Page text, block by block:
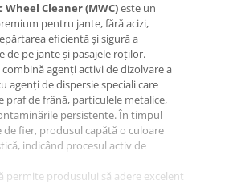
Wheel Cleaner (MWC)este un
pentru jante, fără acizi,
eficientă și sigură a
de pe jante și pasajele roților.
agenți activi de dizolvare a
agenți de dispersie speciali care
praf de frână, particulele metalice,
persistente. În timpul
de fier, produsul capătă o culoare
indicând procesul activ de
permite produsului să adere excelent